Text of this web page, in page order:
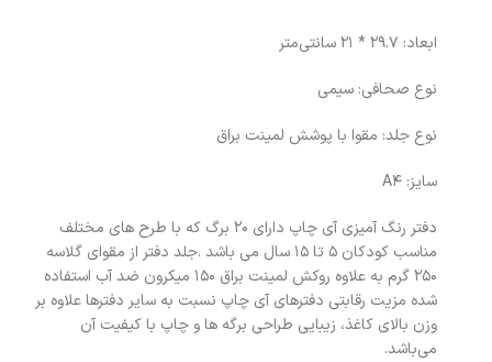
ابعاد: 29.7 * 21 سانتی‌متر
نوع صحافی: سیمی
نوع جلد: مقوا با پوشش لمینت براق
سایز: A4
دفتر رنگ آمیزی آی چاپ دارای 20 برگ که با طرح های مختلف
مناسب کودکان 5 تا 15 سال می باشد .جلد دفتر از مقوای گلاسه
250 گرم به علاوه روکش لمینت براق 150 میکرون ضد آب استفاده
شده مزیت رقابتی دفترهای آی چاپ نسبت به سایر دفترها علاوه بر
وزن بالای کاغذ، زیبایی طراحی برگه ها و چاپ با کیفیت آن
می‌باشد.